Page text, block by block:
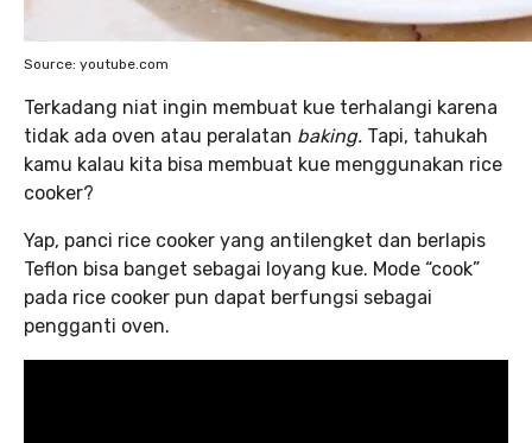
Source: youtube.com
Terkadang niat ingin membuat kue terhalangi karena
tidak ada oven atau peralatan baking. Tapi, tahukah
kamu kalau kita bisa membuat kue menggunakan rice
cooker?
Yap, panci rice cooker yang antilengket dan berlapis
Teflon bisa banget sebagai loyang kue. Mode “cook”
pada rice cooker pun dapat berfungsi sebagai
pengganti oven.